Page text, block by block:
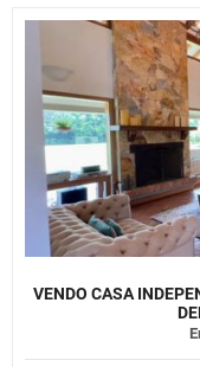
VENDO CASA